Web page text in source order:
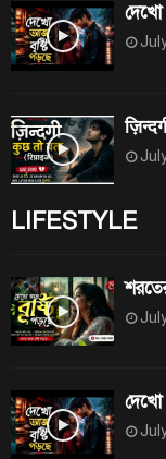
LIFESTYLE